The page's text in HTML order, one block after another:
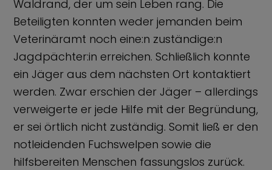
Waldrand, der um sein Leben rang. Die
Beteiligten konnten weder jemanden beim
Veterinäramt noch eine:n zuständige:n
Jagdpächter:in erreichen. Schließlich konnte
ein Jäger aus dem nächsten Ort kontaktiert
werden. Zwar erschien der Jäger – allerdings
verweigerte er jede Hilfe mit der Begründung,
er sei örtlich nicht zuständig. Somit ließ er den
notleidenden Fuchswelpen sowie die
hilfsbereiten Menschen fassungslos zurück.